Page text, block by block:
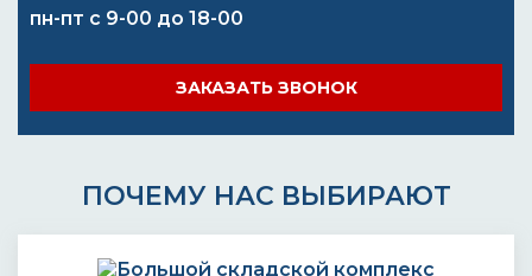
пн-пт с 9-00 до 18-00
ЗАКАЗАТЬ ЗВОНОК
ПОЧЕМУ НАС ВЫБИРАЮТ